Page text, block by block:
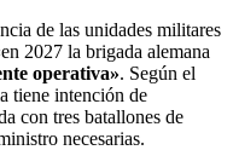
de las unidades militares
2027 la brigada alemana
operativa». Según el
tiene intención de
con tres batallones de
necesarias.